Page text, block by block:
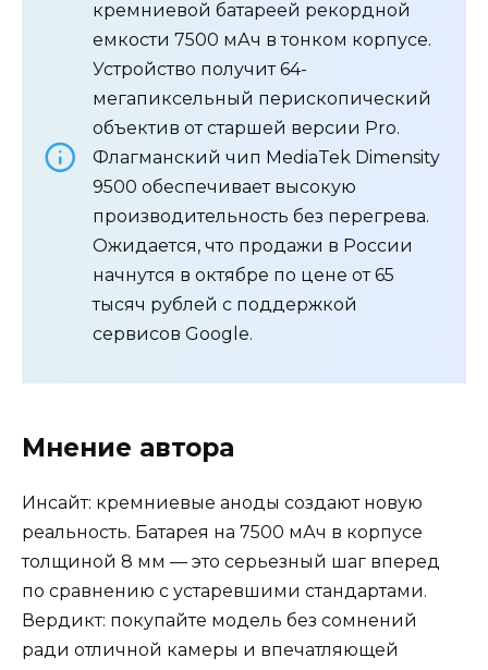
кремниевой батареей рекордной
емкости 7500 мАч в тонком корпусе.
Устройство получит 64-
мегапиксельный перископический
объектив от старшей версии Pro.
Флагманский чип MediaTek Dimensity
9500 обеспечивает высокую
производительность без перегрева.
Ожидается, что продажи в России
начнутся в октябре по цене от 65
тысяч рублей с поддержкой
сервисов Google.
Мнение автора
Инсайт: кремниевые аноды создают новую
реальность. Батарея на 7500 мАч в корпусе
толщиной 8 мм — это серьезный шаг вперед
по сравнению с устаревшими стандартами.
Вердикт: покупайте модель без сомнений
ради отличной камеры и впечатляющей